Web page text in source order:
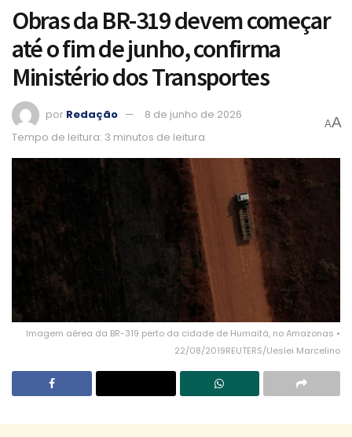
Obras da BR-319 devem começar
até o fim de junho, confirma
Ministério dos Transportes
por Redação
8 de junho de 2026
Tempo de leitura: 3 minutos de leitura
AA
Imagem aérea da BR-319 perto da cidade de Humaitá, no Amazonas •
22/08/2019REUTERS/Ueslei Marcelino